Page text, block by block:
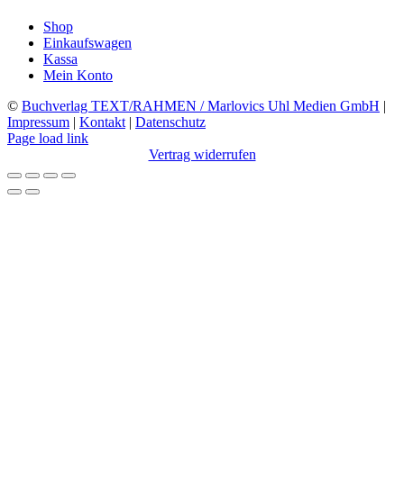
Shop
Einkaufswagen
Kassa
Mein Konto
© Buchverlag TEXT/RAHMEN / Marlovics Uhl Medien GmbH |
Impressum | Kontakt | Datenschutz
Facebook
Instagram
YouTube
X
LinkedIn
SoundCloud
Page load link
Vertrag widerrufen